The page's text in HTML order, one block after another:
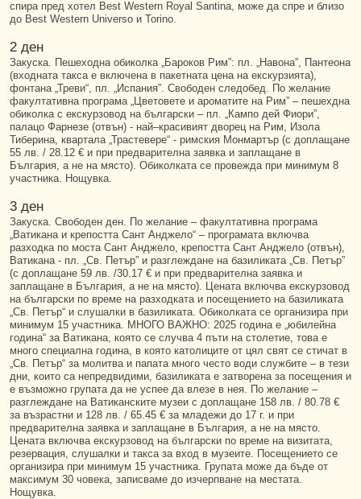
спира пред хотел Best Western Royal Santina, може да спре и близо
до Best Western Universo и Torino.
2 ден
Закуска. Пешеходна обиколка „Бароков Рим”: пл. „Навона”, Пантеона
(входната такса е включена в пакетната цена на екскурзията),
фонтана „Треви“, пл. „Испания”. Свободен следобед. По желание
факултативна програма „Цветовете и ароматите на Рим” – пешехдна
обиколка с екскурзовод на български – пл. „Кампо дей Фиори”,
палацо Фарнезе (отвън) - най–красивият дворец на Рим, Изола
Тиберина, квартала „Трастевере“ - римския Монмартър (с доплащане
55 лв. / 28.12 € и при предварителна заявка и заплащане в
България, а не на място). Обиколката се провежда при минимум 8
участника. Нощувка.
3 ден
Закуска. Свободен ден. По желание – факултативна програма
„Ватикана и крепостта Сант Анджело“ – програмата включва
разходка по моста Сант Анджело, крепостта Сант Анджело (отвън),
Ватикана - пл. „Св. Петър” и разглеждане на базиликата „Св. Петър”
(с доплащане 59 лв. /30.17 € и при предварителна заявка и
заплащане в България, а не на място). Цената включва екскурзовод
на български по време на разходката и посещението на базиликата
„Св. Петър“ и слушалки в базиликата. Обиколката се организира при
минимум 15 участника. МНОГО ВАЖНО: 2025 година е „юбилейна
година“ за Ватикана, която се случва 4 пъти на столетие, това е
много специална година, в която католиците от цял свят се стичат в
„Св. Петър“ за молитва и папата много често води службите – в тези
дни, които са непредвидими, базиликата е затворена за посещения и
е възможно групата да не успее да влезе в нея. По желание –
разглеждане на Ватиканските музеи с доплащане 158 лв. / 80.78 €
за възрастни и 128 лв. / 65.45 € за младежи до 17 г. и при
предварителна заявка и заплащане в България, а не на място.
Цената включва екскурзовод на български по време на визитата,
резервация, слушалки и такса за вход в музеите. Посещението се
организира при минимум 15 участника. Групата може да бъде от
максимум 30 човека, записваме до изчерпване на местата.
Нощувка.